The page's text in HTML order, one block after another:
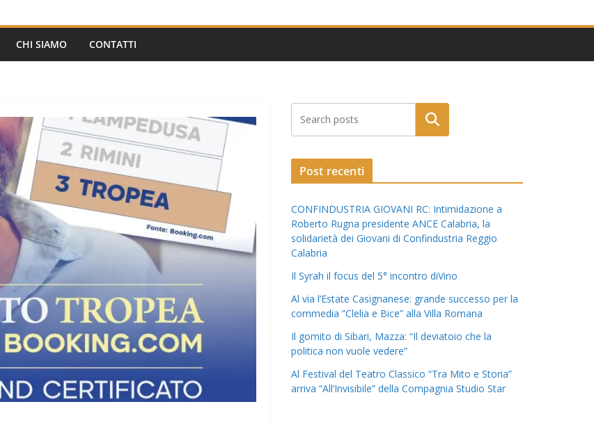
CHI SIAMO CONTATTI
Post recenti
CONFINDUSTRIA GIOVANI RC: Intimidazione a
Roberto Rugna presidente ANCE Calabria, la
solidarietà dei Giovani di Confindustria Reggio
Calabria
Il Syrah il focus del 5° incontro diVino
Al via l’Estate Casignanese: grande successo per la
commedia “Clelia e Bice” alla Villa Romana
Il gomito di Sibari, Mazza: “Il deviatoio che la
politica non vuole vedere”
Al Festival del Teatro Classico “Tra Mito e Storia”
arriva “All’Invisibile” della Compagnia Studio Star